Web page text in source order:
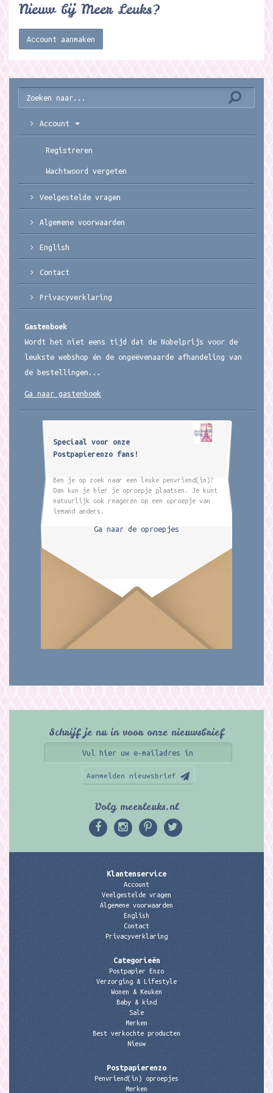
Nieuw bij Meer Leuks?
Account aanmaken
Account
Registreren
Wachtwoord vergeten
Veelgestelde vragen
Algemene voorwaarden
English
Contact
Privacyverklaring
Gastenboek
Wordt het niet eens tijd dat de Nobelprijs voor de
leukste webshop én de ongeëvenaarde afhandeling van
de bestellingen...
Ga naar gastenboek
Speciaal voor onze
Postpapierenzo fans!
Ben je op zoek naar een leuke penvriend(in)?
Dan kun je hier je oproepje plaatsen. Je kunt
natuurlijk ook reageren op een oproepje van
iemand anders.
Ga naar de oproepjes
Schrijf je nu in voor onze nieuwsbrief
Aanmelden nieuwsbrief
Volg meerleuks.nl
Klantenservice
Account
Veelgestelde vragen
Algemene voorwaarden
English
Contact
Privacyverklaring
Categorieën
Postpapier Enzo
Verzorging & Lifestyle
Wonen & Keuken
Baby & kind
Sale
Merken
Best verkochte producten
Nieuw
Postpapierenzo
Penvriend(in) oproepjes
Merken